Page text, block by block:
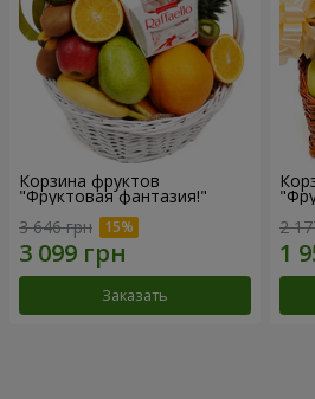
Корзина фруктов
"Фруктовая фантазия!"
3 646 грн
Заказать
2